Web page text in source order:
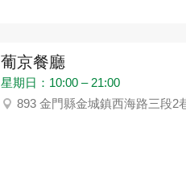
葡京餐廳
星期日：10:00 – 21:00
893 金門縣金城鎮西海路三段2